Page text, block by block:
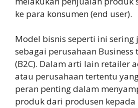
ke para konsumen (end user).
Model bisnis seperti ini sering
sebagai perusahaan Business
(B2C). Dalam arti lain retailer
atau perusahaan tertentu
peran penting dalam
produk dari produsen kepada